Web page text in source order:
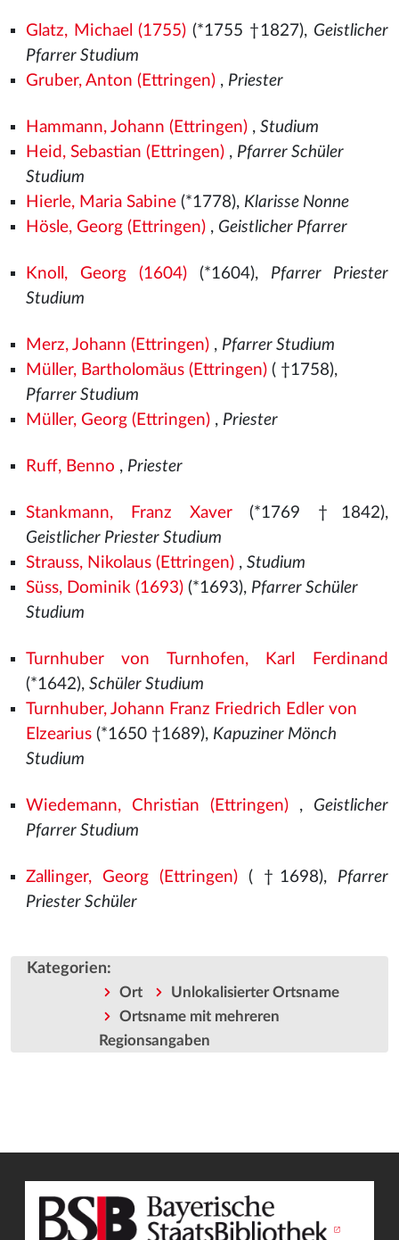
Glatz, Michael (1755) (*1755 †1827), Geistlicher
Pfarrer Studium
Gruber, Anton (Ettringen), Priester
Hammann, Johann (Ettringen), Studium
Heid, Sebastian (Ettringen), Pfarrer Schüler
Studium
Hierle, Maria Sabine(*1778), Klarisse Nonne
Hösle, Georg (Ettringen), Geistlicher Pfarrer
Knoll, Georg (1604)(*1604), Pfarrer Priester
Studium
Merz, Johann (Ettringen), Pfarrer Studium
Müller, Bartholomäus (Ettringen)( †1758),
Pfarrer Studium
Müller, Georg (Ettringen), Priester
Ruff, Benno , Priester
Stankmann, Franz Xaver(*1769 †1842),
Geistlicher Priester Studium
Strauss, Nikolaus (Ettringen), Studium
Süss, Dominik (1693)(*1693), Pfarrer Schüler
Studium
Turnhuber von Turnhofen, Karl Ferdinand
(*1642), Schüler Studium
Turnhuber, Johann Franz Friedrich Edler von
Elzearius(*1650 †1689), Kapuziner Mönch
Studium
Wiedemann, Christian (Ettringen), Geistlicher
Pfarrer Studium
Zallinger, Georg (Ettringen)( †1698), Pfarrer
Priester Schüler
Kategorien:
Ort
Unlokalisierter Ortsname
Ortsname mit mehreren
Regionsangaben